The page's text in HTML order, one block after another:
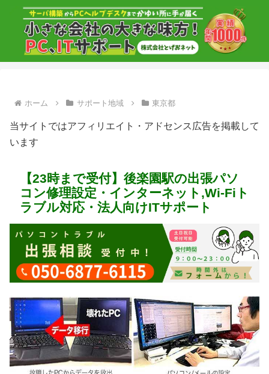
ホーム サポート地域 東京都
当サイトではアフィリエイト・アドセンス広告を掲載して
います
【23時まで受付】後楽園駅の出張パソ
コン修理設定・インターネット,Wi-Fiト
ラブル対応・法人向けITサポート